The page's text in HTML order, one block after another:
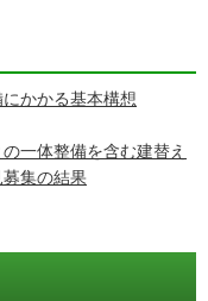
かかる基本構想
一体整備を含む建替え
集の結果